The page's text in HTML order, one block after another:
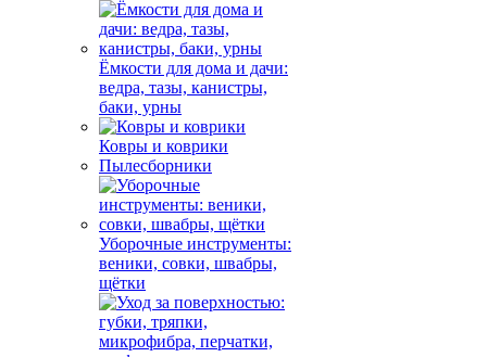
Ёмкости для дома и дачи:
ведра, тазы, канистры,
баки, урны
Ковры и коврики
Пылесборники
Уборочные инструменты:
веники, совки, швабры,
щётки